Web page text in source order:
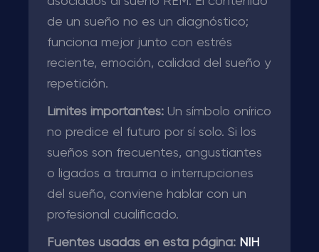
de un sueño no es un diagnóstico;
funciona mejor junto con estrés
reciente, emoción, calidad del sueño y
repetición.
Límites importantes: Un símbolo onírico
no predice el futuro por sí solo. Si los
sueños son frecuentes, angustiantes
o ligados a trauma o interrupciones
del sueño, conviene hablar con un
profesional cualificado.
Fuentes usadas en esta página: NIH